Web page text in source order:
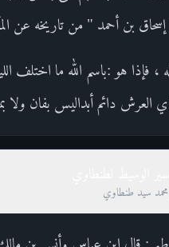
بن أحمد " من تاريخه عن
فإذا هو :باسم الله ما اختلف
العرش دائم أبداليس بفان ولا
محمد سيد طنطاوي
قال ابن عباس وأنس بن